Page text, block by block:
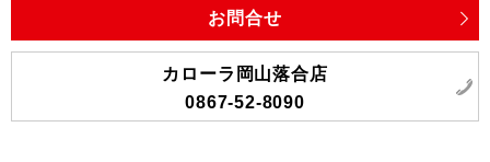
お問合せ
カローラ岡山落合店
0867-52-8090